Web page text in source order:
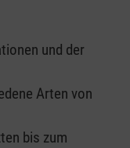
und der
Arten von
bis zum